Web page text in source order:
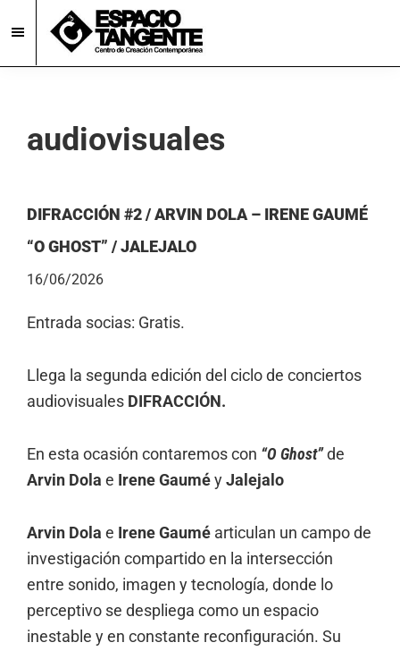
to
main
to
footerEspacio
Creación
Contemporánea
Burgos
audiovisuales
DIFRACCIÓN #2 / ARVIN DOLA – IRENE GAUMÉ
“O GHOST” / JALEJALO
16/06/2026
Entrada socias: Gratis.
Llega la segunda edición del ciclo de conciertos
audiovisuales DIFRACCIÓN.
En esta ocasión contaremos con “O Ghost”de
Arvin Dola e Irene GauméyJalejalo
Arvin Dola e Irene Gaumé articulan un campo de
investigación compartido en la intersección
entre sonido, imagen y tecnología, donde lo
perceptivo se despliega como un espacio
inestable y en constante reconfiguración. Su